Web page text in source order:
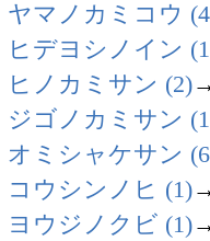
ヤマノカミコウ
ヒデヨシノイン
ヒノカミサン (2)
ジゴノカミサン
オミシャケサン
コウシンノヒ (1)
ヨウジノクビ (1)